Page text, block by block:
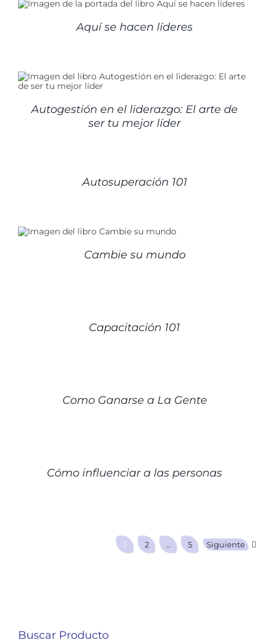
Aquí se hacen líderes
Autogestión en el liderazgo: El arte de
ser tu mejor líder
Autosuperación 101
Cambie su mundo
Capacitación 101
Como Ganarse a La Gente
Cómo influenciar a las personas
1 2 … 5 Siguiente
Buscar Producto